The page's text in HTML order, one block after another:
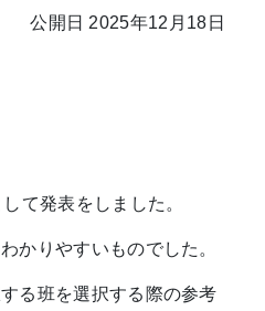
公開日 2025年12月18日
て発表をしました。
かりやすいものでした。
る班を選択する際の参考